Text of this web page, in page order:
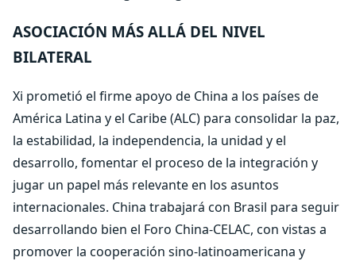
ASOCIACIÓN MÁS ALLÁ DEL NIVEL
BILATERAL
Xi prometió el firme apoyo de China a los países de
América Latina y el Caribe (ALC) para consolidar la paz,
la estabilidad, la independencia, la unidad y el
desarrollo, fomentar el proceso de la integración y
jugar un papel más relevante en los asuntos
internacionales. China trabajará con Brasil para seguir
desarrollando bien el Foro China-CELAC, con vistas a
promover la cooperación sino-latinoamericana y